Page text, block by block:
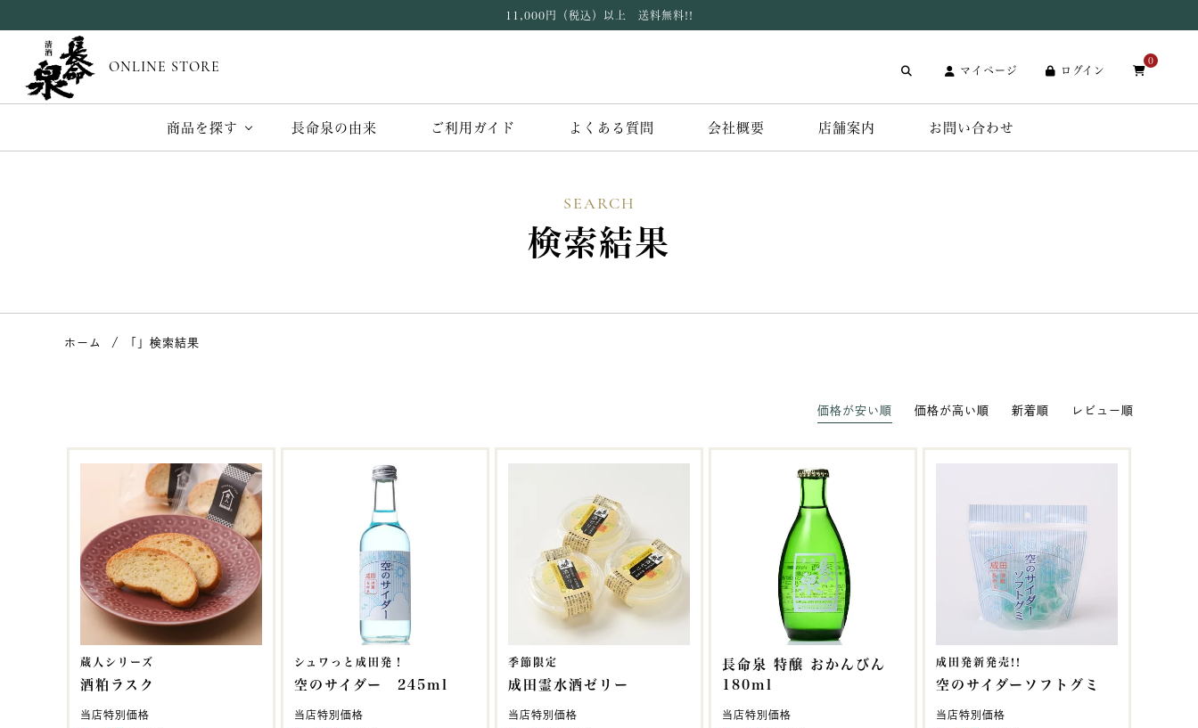
11,000円（税込）以上 送料無料!!
ONLINE STORE マイページ ログイン
0
商品を探す 長命泉の由来 ご利用ガイド よくある質問 会社概要 店舗案内 お問い合わせ
SEARCH
検索結果
ホーム 「」検索結果
価格が安い順 価格が高い順 新着順 レビュー順
蔵人シリーズ
酒粕ラスク
当店特別価格
シュワっと成田発！
空のサイダー 245ml
当店特別価格
季節限定
成田霊水酒ゼリー
当店特別価格
長命泉 特醸 おかんびん
180ml
当店特別価格
成田発新発売!!
空のサイダーソフトグミ
当店特別価格